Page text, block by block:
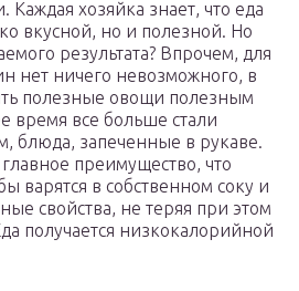
хозяйка знает, что еда
вкусной, но и полезной. Но
результата? Впрочем, для
нет ничего невозможного, в
полезные овощи полезным
время все больше стали
блюда, запеченные в рукаве.
преимущество, что
варятся в собственном соку и
свойства, не теряя при этом
получается низкокалорийной